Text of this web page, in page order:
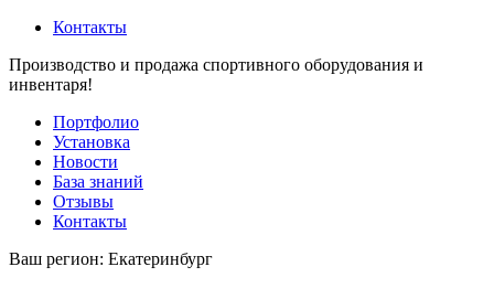
Контакты
Производство и продажа спортивного оборудования и
инвентаря!
Портфолио
Установка
Новости
База знаний
Отзывы
Контакты
Ваш регион: Екатеринбург